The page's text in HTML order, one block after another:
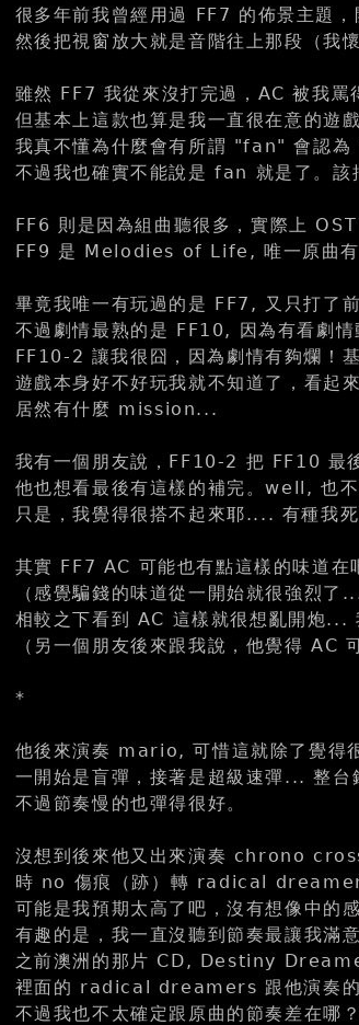
很多年前我曾經用過 FF7 的佈景主題
然後把視窗放大就是音階往上那段（我
雖然 FF7 我從來沒打完過，AC 被我罵
但基本上這款也算是我一直很在意的遊
我真不懂為什麼會有所謂 "fan" 會認
不過我也確實不能說是 fan 就是了。
FF6 則是因為組曲聽很多，實際上
FF9 是 Melodies of Life, 唯一原曲有
畢竟我唯一有玩過的是 FF7, 又只打了
不過劇情最熟的是 FF10, 因為有看劇情
FF10-2 讓我很囧，因為劇情有夠爛！
遊戲本身好不好玩我就不知道了，看起
居然有什麼 mission...
我有一個朋友說，FF10-2 把 FF10 最
他也想看最後有這樣的補完。well, 也不
只是，我覺得很搭不起來耶.... 有種我
其實 FF7 AC 可能也有點這樣的味道在
（感覺騙錢的味道從一開始就很強烈
相較之下看到 AC 這樣就很想亂開炮...
（另一個朋友後來跟我說，他覺得 AC
*
他後來演奏 mario, 可惜這就除了覺得
一開始是盲彈，接著是超級速彈... 整
不過節奏慢的也彈得很好。
沒想到後來他又出來演奏 chrono
時 no 傷痕（跡）轉 radical
可能是我預期太高了吧，沒有想像中的
有趣的是，我一直沒聽到節奏最讓我
之前澳洲的那片 CD, Destiny
裡面的 radical dreamers 跟他演奏的
不過我也不太確定跟原曲的節奏差在哪